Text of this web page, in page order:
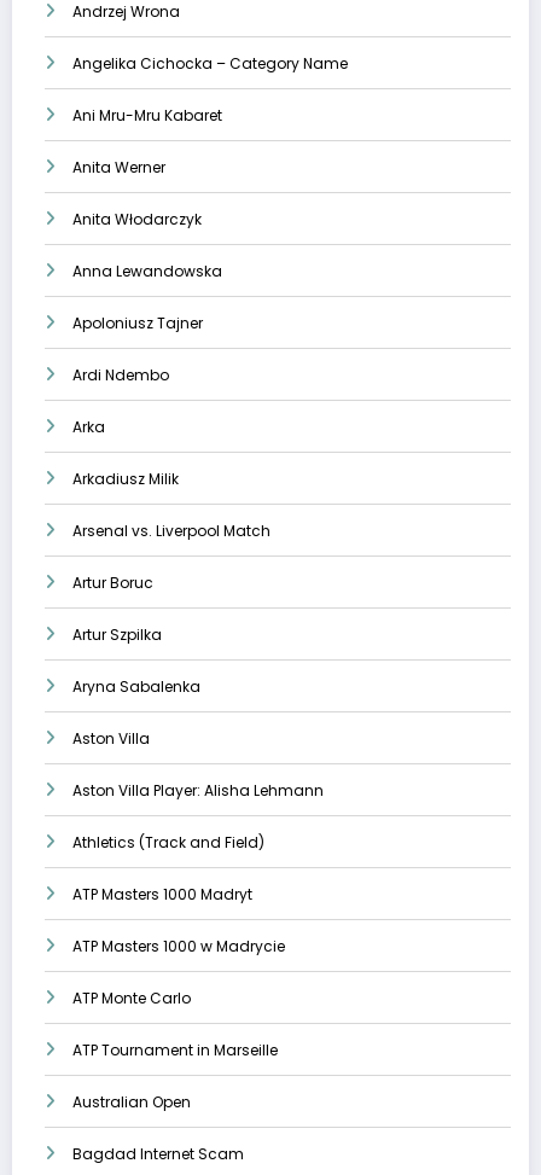
Andrzej Wrona
Angelika Cichocka – Category Name
Ani Mru-Mru Kabaret
Anita Werner
Anita Włodarczyk
Anna Lewandowska
Apoloniusz Tajner
Ardi Ndembo
Arka
Arkadiusz Milik
Arsenal vs. Liverpool Match
Artur Boruc
Artur Szpilka
Aryna Sabalenka
Aston Villa
Aston Villa Player: Alisha Lehmann
Athletics (Track and Field)
ATP Masters 1000 Madryt
ATP Masters 1000 w Madrycie
ATP Monte Carlo
ATP Tournament in Marseille
Australian Open
Bagdad Internet Scam